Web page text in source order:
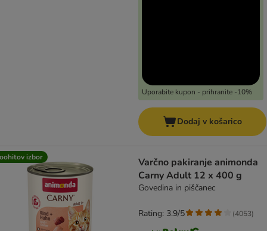
Uporabite kupon - prihranite -10%
Dodaj v košarico
izbor
Varčno pakiranje animonda
Carny Adult 12 x 400 g
Govedina in piščanec
Rating: 3.9/5 (4053)